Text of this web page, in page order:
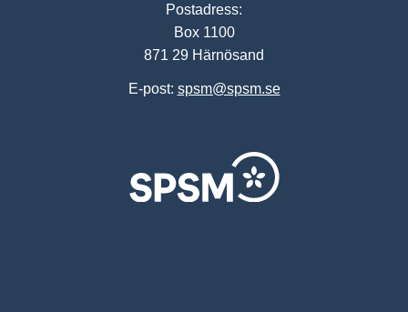
Postadress:
Box 1100
871 29 Härnösand
E-post: spsm@spsm.se